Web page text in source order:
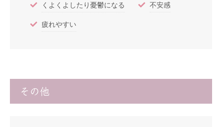
くよくよしたり憂鬱になる 不安感
疲れやすい
その他